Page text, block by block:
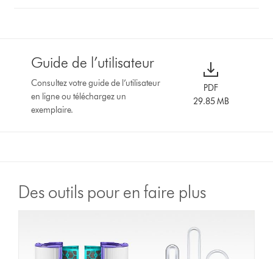
Guide de l’utilisateur
Consultez votre guide de l’utilisateur
en ligne ou téléchargez un
exemplaire.
PDF
29.85 MB
Des outils pour en faire plus